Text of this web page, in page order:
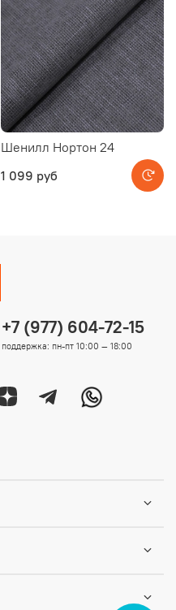
Шенилл Нортон 24
1 099 руб
+7 (977) 604-72-15
поддержка: пн-пт 10:00 — 18:00